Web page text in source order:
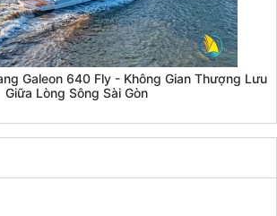
Galeon 640 Fly - Không Gian Thượng Lưu
Giữa Lòng Sông Sài Gòn